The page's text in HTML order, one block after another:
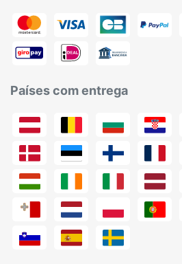
Países com entrega